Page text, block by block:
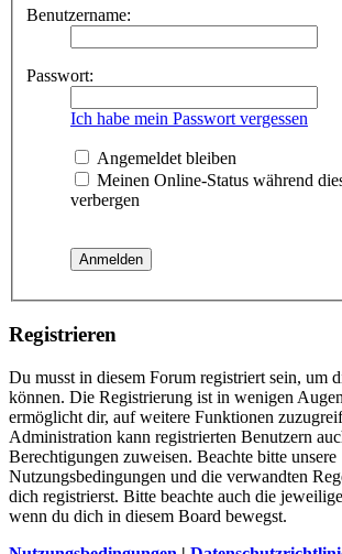
Benutzername:
Passwort:
Ich habe mein Passwort vergessen
Angemeldet bleiben
Meinen Online-Status während
verbergen
Registrieren
Du musst in diesem Forum registriert sein, um
können. Die Registrierung ist in wenigen
ermöglicht dir, auf weitere Funktionen
Administration kann registrierten Benutzern
Berechtigungen zuweisen. Beachte bitte unsere
Nutzungsbedingungen und die verwandten
dich registrierst. Bitte beachte auch die
wenn du dich in diesem Board bewegst.